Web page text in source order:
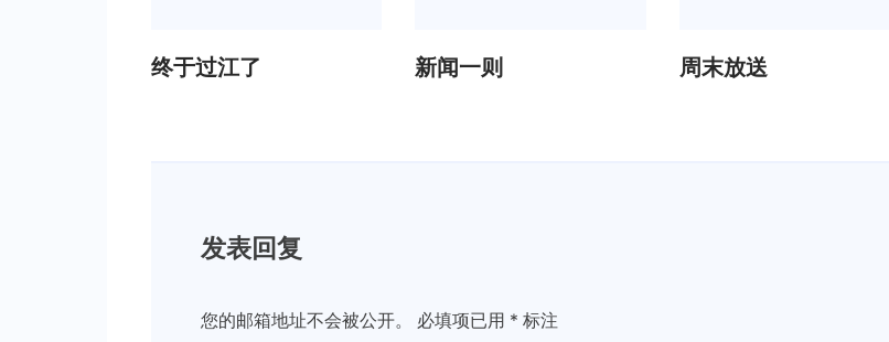
终于过江了 新闻一则 周末放送
发表回复
您的邮箱地址不会被公开。 必填项已用 * 标注